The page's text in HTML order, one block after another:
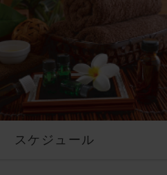
スケジュール